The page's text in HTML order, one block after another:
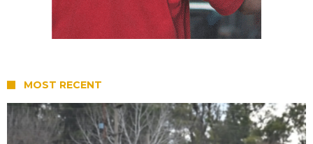
MOST RECENT